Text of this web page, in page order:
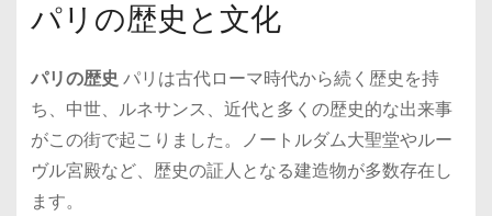
パリの歴史と文化
パリの歴史パリは古代ローマ時代から続く歴史を持
ち、中世、ルネサンス、近代と多くの歴史的な出来事
がこの街で起こりました。ノートルダム大聖堂やルー
ヴル宮殿など、歴史の証人となる建造物が多数存在し
ます。